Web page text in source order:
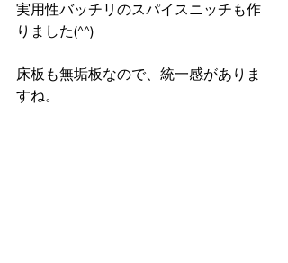
実用性バッチリのスパイスニッチも作
りました(^^)
床板も無垢板なので、統一感がありま
すね。